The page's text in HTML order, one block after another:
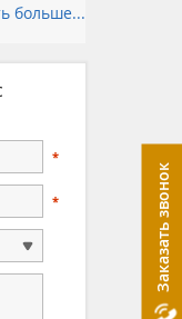
больше...
Заказать звонок